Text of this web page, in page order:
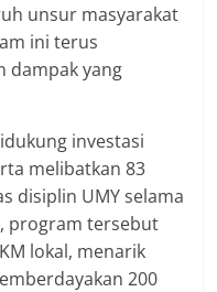
unsur masyarakat
ini terus
dampak yang
investasi
melibatkan 83
disiplin UMY selama
program tersebut
lokal, menarik
200